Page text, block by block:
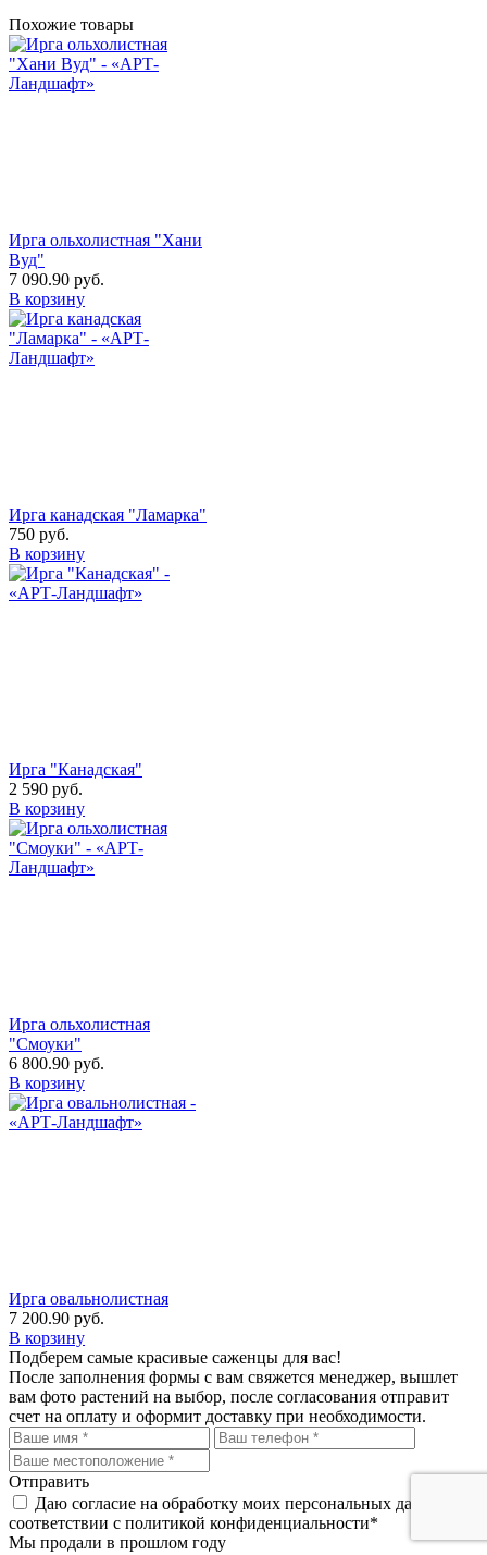
Похожие товары
Ирга ольхолистная "Хани
Вуд"
7 090.90 руб.
В корзину
Ирга канадская "Ламарка"
750 руб.
В корзину
Ирга "Канадская"
2 590 руб.
В корзину
Ирга ольхолистная
"Смоуки"
6 800.90 руб.
В корзину
Ирга овальнолистная
7 200.90 руб.
В корзину
Подберем самые красивые саженцы для вас!
После заполнения формы с вам свяжется менеджер, вышлет
вам фото растений на выбор, после согласования отправит
счет на оплату и оформит доставку при необходимости.
Отправить
Даю согласие на обработку моих персональных данных, в
соответствии с политикой конфиденциальности*
Мы продали в прошлом году